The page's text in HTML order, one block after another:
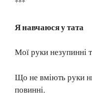
***
Я навчаюся у тата
Мої руки незупинні
Що не вміють руки
повинні.